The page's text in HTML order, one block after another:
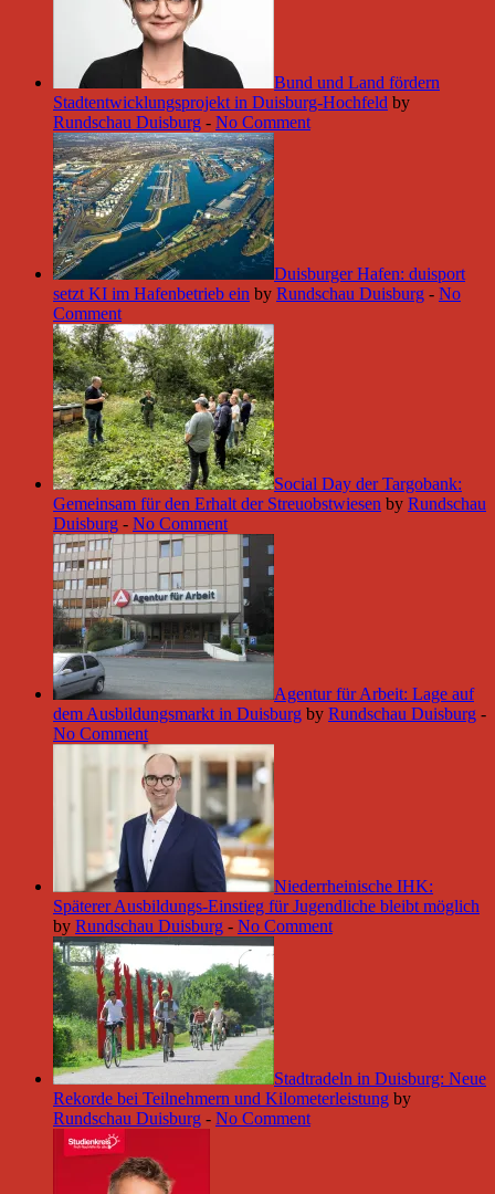
Bund und Land fördern
Stadtentwicklungsprojekt in Duisburg-Hochfeld by
Rundschau Duisburg - No Comment
Duisburger Hafen: duisport
setzt KI im Hafenbetrieb ein by Rundschau Duisburg - No
Comment
Social Day der Targobank:
Gemeinsam für den Erhalt der Streuobstwiesen by Rundschau
Duisburg - No Comment
Agentur für Arbeit: Lage auf
dem Ausbildungsmarkt in Duisburg by Rundschau Duisburg -
No Comment
Niederrheinische IHK:
Späterer Ausbildungs-Einstieg für Jugendliche bleibt möglich
by Rundschau Duisburg - No Comment
Stadtradeln in Duisburg: Neue
Rekorde bei Teilnehmern und Kilometerleistung by
Rundschau Duisburg - No Comment